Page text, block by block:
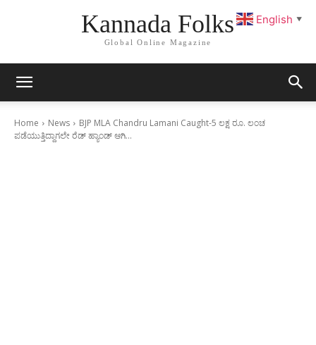
Kannada Folks
Global Online Magazine
Home News
BJP MLA Chandru Lamani Caught-5 ಲಕ್ಷ ರೂ. ಲಂಚ
ಪಡೆಯುತ್ತಿದ್ದಾಗಲೇ ರೆಡ್ ಹ್ಯಾಂಡ್ ಆಗಿ...
English ▼